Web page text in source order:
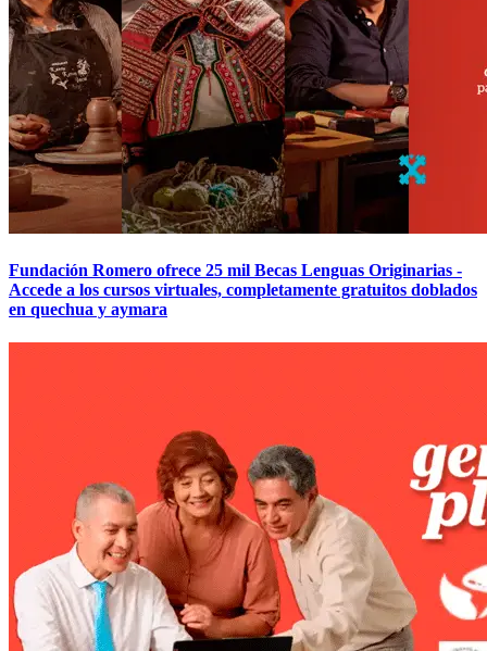
Fundación Romero ofrece 25 mil Becas Lenguas Originarias -
Accede a los cursos virtuales, completamente gratuitos doblados
en quechua y aymara